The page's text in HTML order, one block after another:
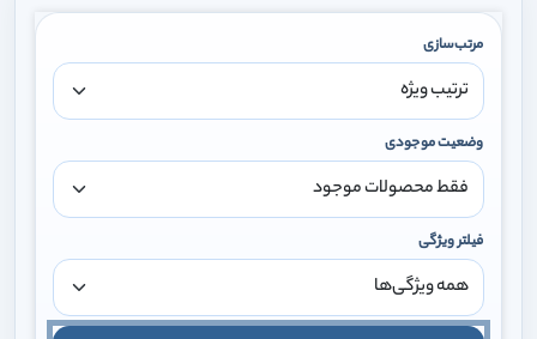
مرتب‌سازی
وضعیت موجودی
فیلتر ویژگی